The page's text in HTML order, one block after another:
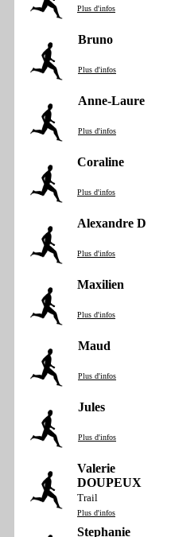
Plus d'infos
Bruno
Plus d'infos
Anne‐Laure
Plus d'infos
Coraline
Plus d'infos
Alexandre D
Plus d'infos
Maxilien
Plus d'infos
Maud
Plus d'infos
Jules
Plus d'infos
Valerie
DOUPEUX
Trail
Plus d'infos
Stephanie